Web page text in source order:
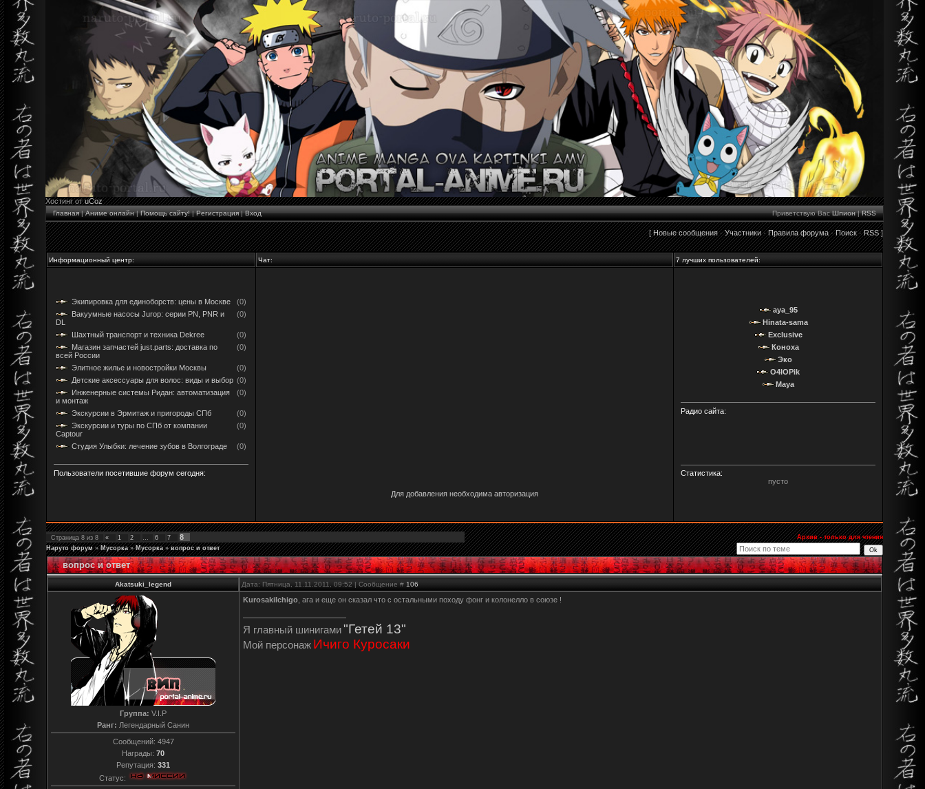
Хостинг отuCoz
Главная|Аниме онлайн|Помощь сайту!|Регистрация|Вход Приветствую Вас Шпион|RSS
[Новые сообщения·Участники·Правила форума·Поиск·RSS]
Информационный центр: Чат: 7 лучших пользователей:
Экипировка для единоборств: цены в Москве
(0)
Вакуумные насосы Jurop: серии PN, PNR и
DL
(0)
Шахтный транспорт и техника Dekree
(0)
Магазин запчастей just.parts: доставка по
всей России
(0)
Элитное жилье и новостройки Москвы
(0)
Детские аксессуары для волос: виды и выбор (0)
Инженерные системы Ридан: автоматизация
и монтаж
(0)
Экскурсии в Эрмитаж и пригороды СПб
(0)
Экскурсии и туры по СПб от компании
Captour
(0)
Студия Улыбки: лечение зубов в Волгограде (0)
Пользователи посетившие форум сегодня:
Для добавления необходима авторизация
aya_95
Hinata-sama
Exclusive
Коноха
Эко
O4IOPik
Maya
Радио сайта:
Статистика:
пусто
Страница 8 из 8 « 1 2 6 7 8
Архив - только для чтения
Наруто форум » Мусорка » Мусорка » вопрос и ответ
вопрос и ответ
Akatsuki_legend Дата: Пятница, 11.11.2011, 09:52 | Сообщение # 106
Группа: V.I.P
Ранг: Легендарный Санин
Сообщений: 4947
Награды: 70
Репутация: 331
Статус:
KurosakiIchigo , ага и еще он сказал что с остальными походу фонг и колонелло в союзе !
Я главный шинигами"Гетей 13"
Мой персонаж Ичиго Куросаки